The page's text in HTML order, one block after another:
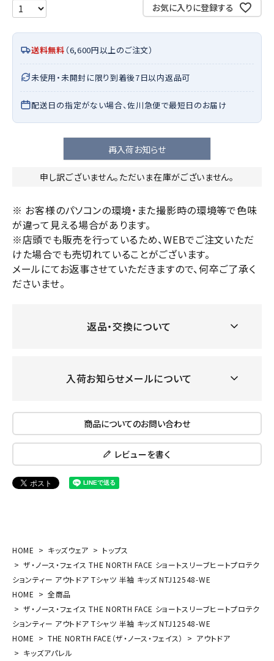
お気に入りに登録する
送料無料 （6,600円以上のご注文）
未使用・未開封に限り到着後7日以内返品可
配送日の指定がない場合、佐川急便で最短日のお届け
再入荷お知らせ
申し訳ございません。ただいま在庫がございません。
※ お客様のパソコンの環境・また撮影時の環境等で色味
が違って見える場合があります。
※店頭でも販売を行っているため、WEBでご注文いただ
けた場合でも売切れていることがございます。
メールにてお返事させていただきますので、何卒ご了承く
ださいませ。
返品・交換について
入荷お知らせメールについて
商品についてのお問い合わせ
レビューを書く
HOME キッズウェア
トップス
ザ・ノース・フェイス THE NORTH FACE ショートスリーブヒートプロテク
ションティー アウトドア Tシャツ 半袖 キッズ NTJ12548-WE
HOME
全商品
ザ・ノース・フェイス THE NORTH FACE ショートスリーブヒートプロテク
ションティー アウトドア Tシャツ 半袖 キッズ NTJ12548-WE
HOME
THE NORTH FACE（ザ・ノース・フェイス）
アウトドア
キッズアパレル